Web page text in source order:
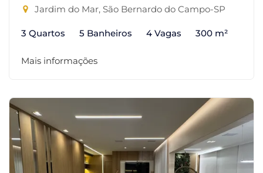
Jardim do Mar, São Bernardo do Campo-SP
3 Quartos 5 Banheiros 4 Vagas 300 m²
Mais informações